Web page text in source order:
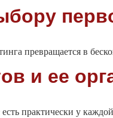
превращается в
и ее
практически у